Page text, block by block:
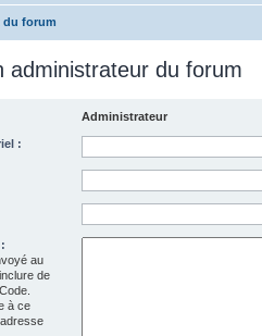
du forum
administrateur du forum
Administrateur
:
au
de
à ce